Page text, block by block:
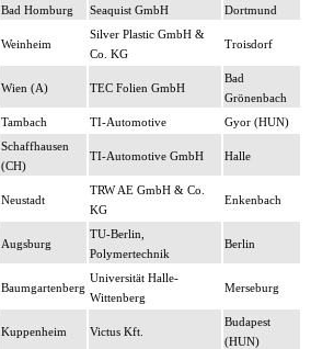
Bad Homburg Seaquist GmbH Dortmund
Weinheim
Silver Plastic GmbH &
Co. KG
Troisdorf
Wien (A) TEC Folien GmbH
Bad
Grönenbach
Tambach TI-Automotive Gyor (HUN)
Schaffhausen
(CH)
TI-Automotive GmbH Halle
Neustadt
TRW AE GmbH & Co.
KG
Enkenbach
Augsburg
TU-Berlin,
Polymertechnik
Berlin
Baumgartenberg
Universität Halle-
Wittenberg
Merseburg
Kuppenheim Victus Kft.
Budapest
(HUN)